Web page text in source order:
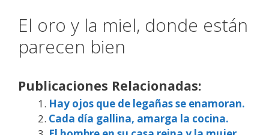
El oro y la miel, donde están
parecen bien
Publicaciones Relacionadas:
Hay ojos que de legañas se enamoran.
Cada día gallina, amarga la cocina.